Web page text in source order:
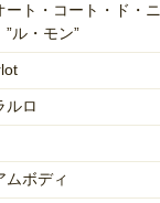
ート・コート・ド・ニ
ル・モン”
ルロ
ムボディ